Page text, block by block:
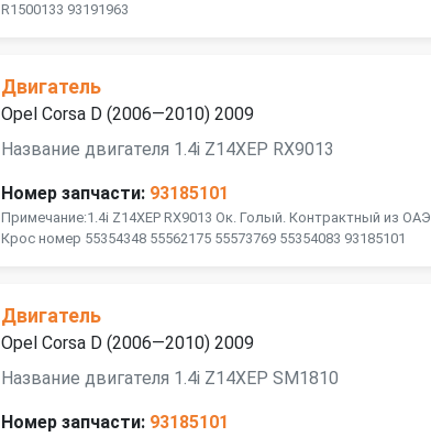
R1500133 93191963
Двигатель
Opel Corsa D (2006—2010) 2009
Название двигателя 1.4i Z14XEP RX9013
Номер запчасти: 93185101
Примечание:1.4i Z14XEP RX9013 Ок. Голый. Контрактный из ОАЭ
Крос номер 55354348 55562175 55573769 55354083 93185101
Двигатель
Opel Corsa D (2006—2010) 2009
Название двигателя 1.4i Z14XEP SM1810
Номер запчасти: 93185101